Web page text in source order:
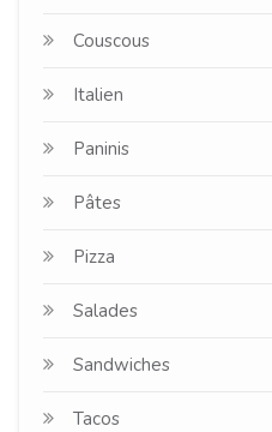
Couscous
Italien
Paninis
Pâtes
Pizza
Salades
Sandwiches
Tacos